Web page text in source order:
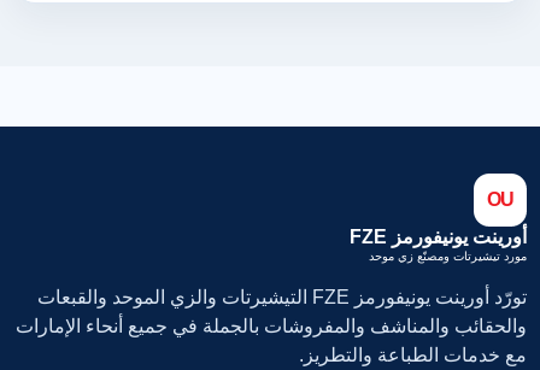
OU
أورينت يونيفورمز FZE
مورد تيشيرتات ومصنّع زي موحد
تورّد أورينت يونيفورمز FZE التيشيرتات والزي الموحد والقبعات
والحقائب والمناشف والمفروشات بالجملة في جميع أنحاء الإمارات
مع خدمات الطباعة والتطريز.